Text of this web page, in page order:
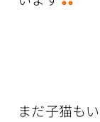
まだ子猫も